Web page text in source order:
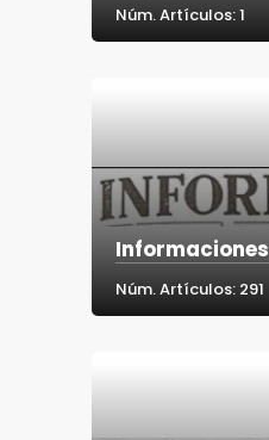
Núm. Artículos: 1
Informaciones
Núm. Artículos: 291